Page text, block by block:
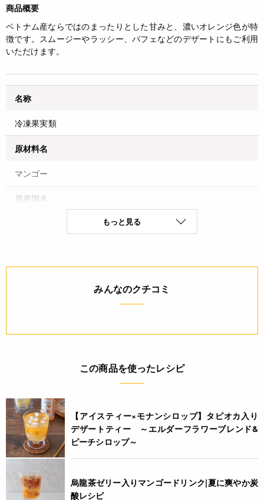
商品概要
ベトナム産ならではのまったりとした甘みと、濃いオレンジ色が特
徴です。スムージーやラッシー、パフェなどのデザートにもご利用
いただけます。
名称
冷凍果実類
原材料名
マンゴー
原産国名
製造日から270日
栄養成分表示
(100gあたり) エネルギー 64kcal たんぱく質 0.6g 脂質 0.1g 炭
水化物 16.9g 食塩相当量 0.0g *この表示値は、目安です。
注意事項
もっと見る
みんなのクチコミ
この商品を使ったレシピ
【アイスティー×モナンシロップ】タピオカ入り
デザートティー ～エルダーフラワーブレンド&
ピーチシロップ～
烏龍茶ゼリー入りマンゴードリンク|夏に爽やか炭
酸レシピ